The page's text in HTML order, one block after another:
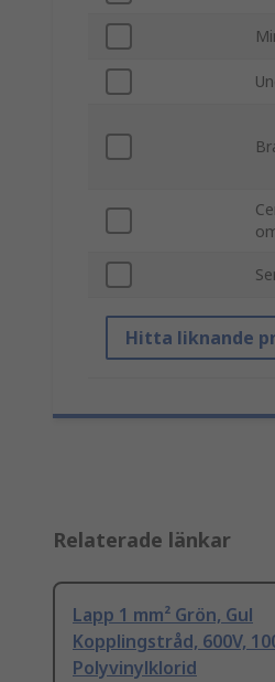
Hitta liknande
Relaterade länkar
Lapp 1 mm² Grön, Gul
Kopplingstråd, 600V,
Polyvinylklorid